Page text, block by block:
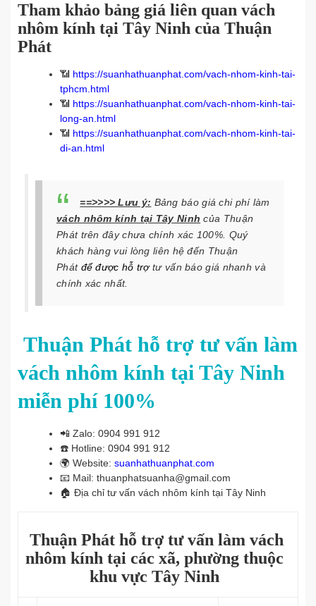
Tham khảo bảng giá liên quan vách
nhôm kính tại Tây Ninh của Thuận
Phát
📶 https://suanhathuanphat.com/vach-nhom-kinh-tai-
tphcm.html
📶 https://suanhathuanphat.com/vach-nhom-kinh-tai-
long-an.html
📶 https://suanhathuanphat.com/vach-nhom-kinh-tai-
di-an.html
==>>>>Lưu ý: Bảng báo giá chi phí làm
vách nhôm kính tại Tây Ninh của Thuận
Phát trên đây chưa chính xác 100%. Quý
khách hàng vui lòng liên hệ đến Thuận
Phátđể được hỗ trợtư vấn báo giá nhanh và
chính xác nhất.
Thuận Phát hỗ trợ tư vấn làm
vách nhôm kính tại Tây Ninh
miễn phí 100%
📲 Zalo: 0904 991 912
☎️ Hotline: 0904 991 912
🌍 Website: suanhathuanphat.com
📧 Mail: thuanphatsuanha@gmail.com
🏠 Địa chỉ tư vấn vách nhôm kính tại Tây Ninh
Thuận Phát hỗ trợ tư vấn làm vách
nhôm kính tại các xã, phường thuộc
khu vực Tây Ninh